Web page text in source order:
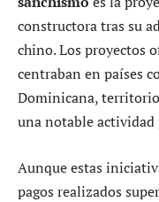
constructora tras su
chino. Los proyectos
centraban en países
Dominicana,
una notable
Aunque estas
pagos realizados